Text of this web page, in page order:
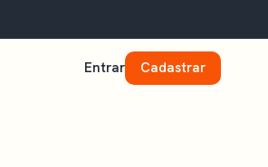
Entrar Cadastrar